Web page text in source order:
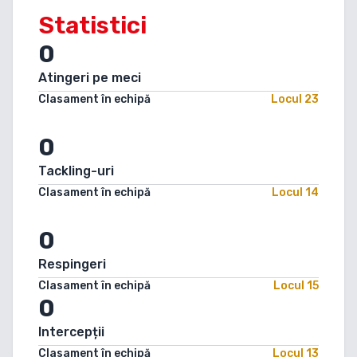
Statistici
0
Atingeri pe meci
Clasament în echipă Locul 23
0
Tackling-uri
Clasament în echipă Locul 14
0
Respingeri
Clasament în echipă Locul 15
0
Intercepții
Clasament în echipă Locul 13